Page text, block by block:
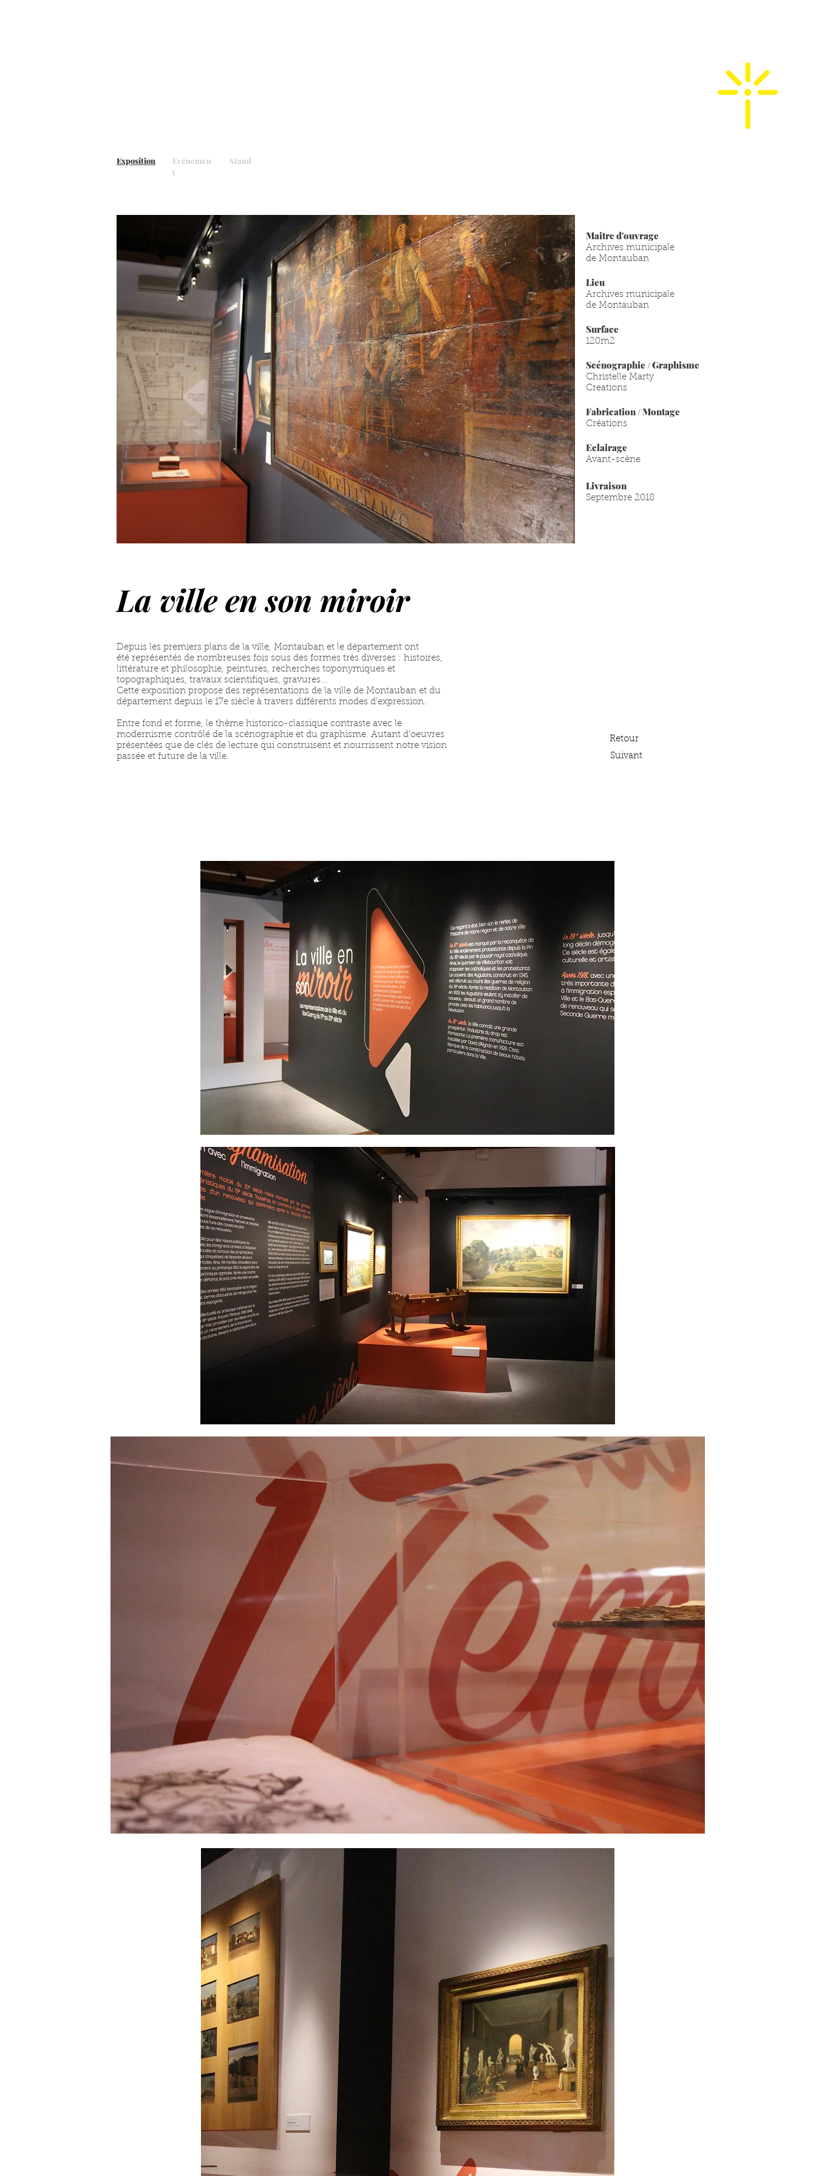
Exposition
Evénemen
t
Stand
Maitre d'ouvrage
Archives municipale
de Montauban
Lieu
Archives municipale
de Montauban
Surface
120m2
Scénographie / Graphisme
Christelle Marty
Creations
Fabrication / Montage
Créations
Eclairage
Avant-scène
Livraison
Septembre 2018
La ville en son miroir
Depuis les premiers plans de la ville, Montauban et le département ont
été représentés de nombreuses fois sous des formes très diverses : histoires,
littérature et philosophie, peintures, recherches toponymiques et
topographiques, travaux scientifiques, gravures...
Cette exposition propose des représentations de la ville de Montauban et du
département depuis le 17e siècle à travers différents modes d’expression.
Entre fond et forme, le thème historico-classique contraste avec le
modernisme contrôlé de la scénographie et du graphisme. Autant d’oeuvres
présentées que de clés de lecture qui construisent et nourrissent notre vision
passée et future de la ville.
Retour
Suivant